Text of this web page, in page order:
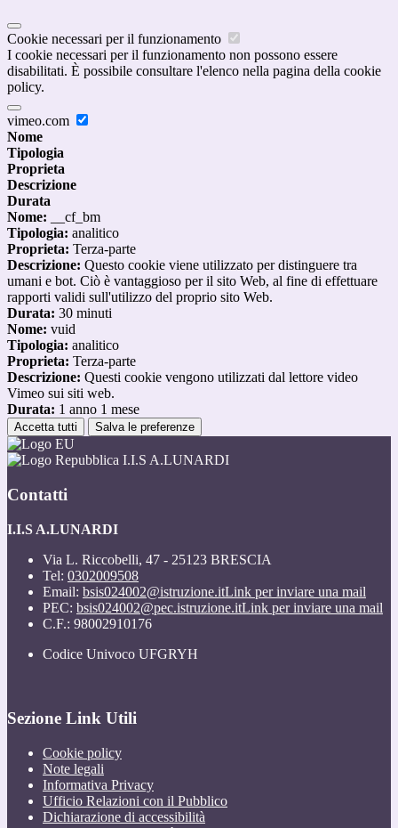
Cookie necessari per il funzionamento
I cookie necessari per il funzionamento non possono essere
disabilitati. È possibile consultare l'elenco nella pagina della cookie
policy.
vimeo.com
Nome
Tipologia
Proprieta
Descrizione
Durata
Nome: __cf_bm
Tipologia: analitico
Proprieta: Terza-parte
Descrizione: Questo cookie viene utilizzato per distinguere tra
umani e bot. Ciò è vantaggioso per il sito Web, al fine di effettuare
rapporti validi sull'utilizzo del proprio sito Web.
Durata: 30 minuti
Nome: vuid
Tipologia: analitico
Proprieta: Terza-parte
Descrizione: Questi cookie vengono utilizzati dal lettore video
Vimeo sui siti web.
Durata: 1 anno 1 mese
Accetta tutti Salva le preferenze
I.I.S A.LUNARDI
Contatti
I.I.S A.LUNARDI
Via L. Riccobelli, 47 - 25123 BRESCIA
Tel: 0302009508
Email: bsis024002@istruzione.itLink per inviare una mail
PEC: bsis024002@pec.istruzione.itLink per inviare una mail
C.F.: 98002910176
Codice Univoco UFGRYH
Sezione Link Utili
Cookie policy
Note legali
Informativa Privacy
Ufficio Relazioni con il Pubblico
Dichiarazione di accessibilità